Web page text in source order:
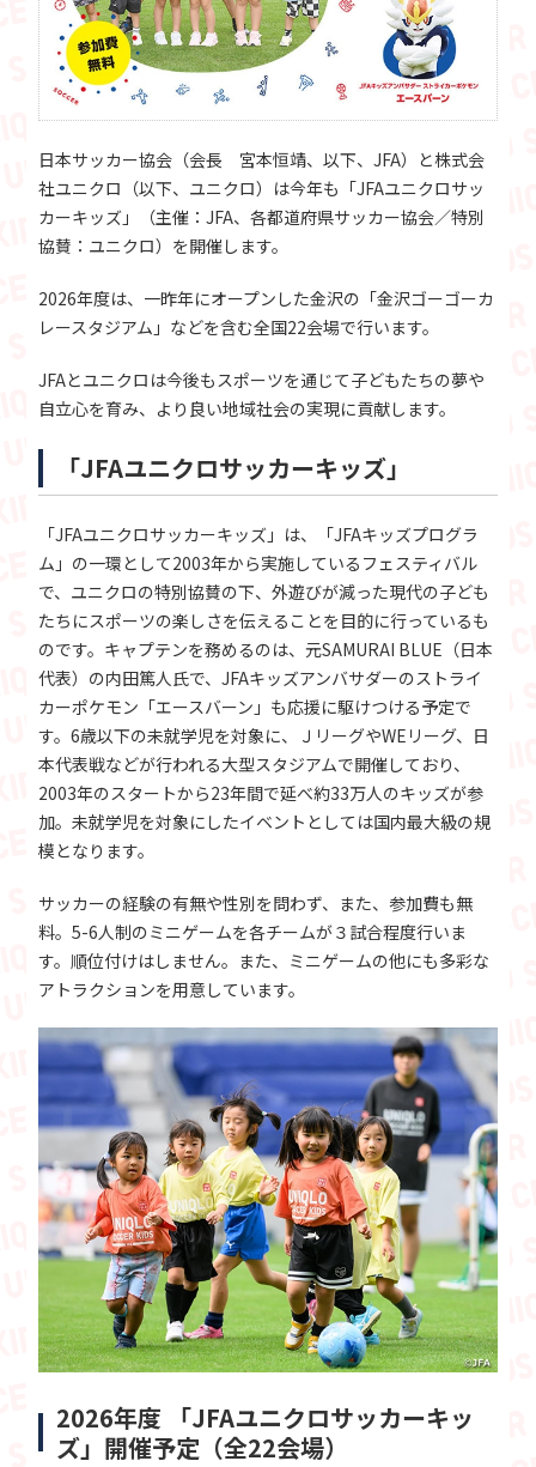
日本サッカー協会（会長 宮本恒靖、以下、JFA）と株式会
社ユニクロ（以下、ユニクロ）は今年も「JFAユニクロサッ
カーキッズ」（主催：JFA、各都道府県サッカー協会／特別
協賛：ユニクロ）を開催します。
2026年度は、一昨年にオープンした金沢の「金沢ゴーゴーカ
レースタジアム」などを含む全国22会場で行います。
JFAとユニクロは今後もスポーツを通じて子どもたちの夢や
自立心を育み、より良い地域社会の実現に貢献します。
「JFAユニクロサッカーキッズ」
「JFAユニクロサッカーキッズ」は、「JFAキッズプログラ
ム」の一環として2003年から実施しているフェスティバル
で、ユニクロの特別協賛の下、外遊びが減った現代の子ども
たちにスポーツの楽しさを伝えることを目的に行っているも
のです。キャプテンを務めるのは、元SAMURAI BLUE（日本
代表）の内田篤人氏で、JFAキッズアンバサダーのストライ
カーポケモン「エースバーン」も応援に駆けつける予定で
す。6歳以下の未就学児を対象に、ＪリーグやWEリーグ、日
本代表戦などが行われる大型スタジアムで開催しており、
2003年のスタートから23年間で延べ約33万人のキッズが参
加。未就学児を対象にしたイベントとしては国内最大級の規
模となります。
サッカーの経験の有無や性別を問わず、また、参加費も無
料。5-6人制のミニゲームを各チームが３試合程度行いま
す。順位付けはしません。また、ミニゲームの他にも多彩な
アトラクションを用意しています。
2026年度 「JFAユニクロサッカーキッ
ズ」開催予定（全22会場）